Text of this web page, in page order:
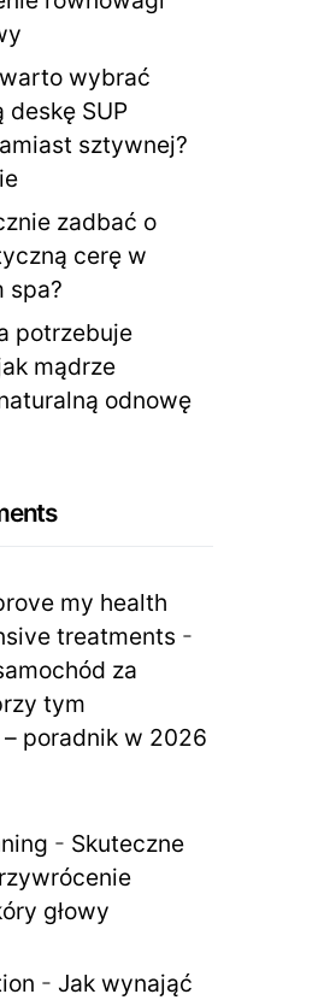
27 KWIETNIA 2026
wybrać
deskę SUP
sztywnej?
zadbać o
cerę w
spa?
potrzebuje
mądrze
odnowę
my health
treatments -
za
tym
poradnik w 2026
- Skuteczne
głowy
- Jak wynająć